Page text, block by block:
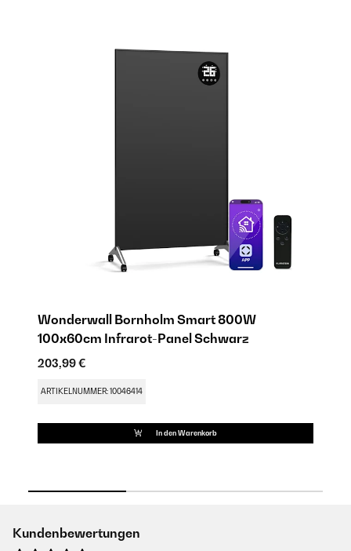
Wonderwall Bornholm Smart 800W
100x60cm Infrarot-Panel​​ Schwarz
203,99 €
ARTIKELNUMMER: 10046414
In den Warenkorb
Kundenbewertungen